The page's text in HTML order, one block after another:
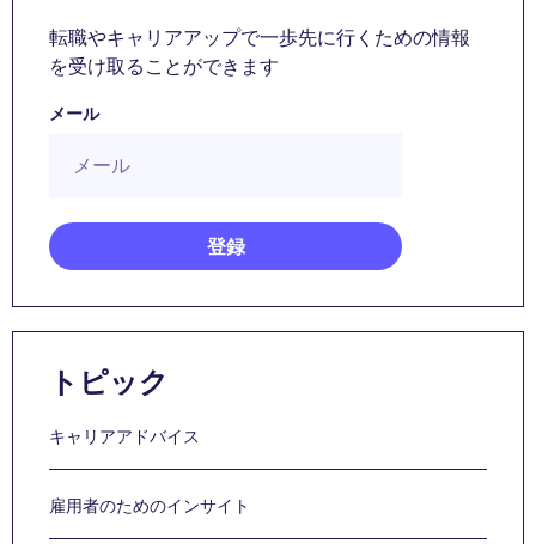
転職やキャリアアップで一歩先に行くための情報
を受け取ることができます
メール
トピック
キャリアアドバイス
雇用者のためのインサイト